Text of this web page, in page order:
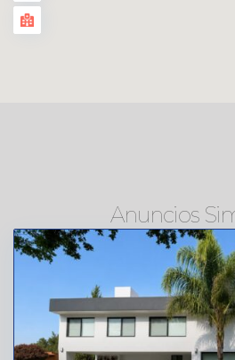
Anuncios